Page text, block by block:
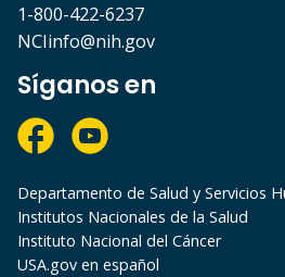
1-800-422-6237
NCIinfo@nih.gov
Síganos en
Departamento de Salud y Servicios
Institutos Nacionales de la Salud
Instituto Nacional del Cáncer
USA.gov en español